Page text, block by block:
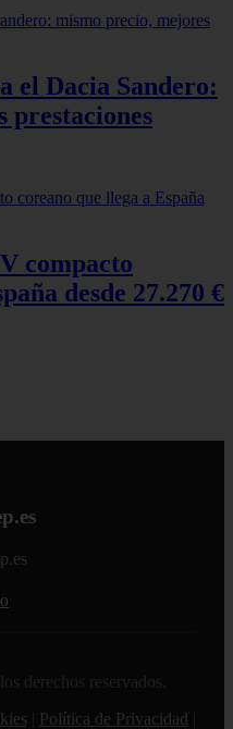
el Dacia Sandero:
prestaciones
compacto
desde 27.270 €
derechos reservados.
Política de Privacidad